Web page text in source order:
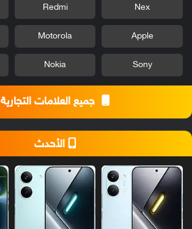
Nex
Redmi
Apple
Motorola
Sony
Nokia
جميع العلامات التجارية
الأحدث